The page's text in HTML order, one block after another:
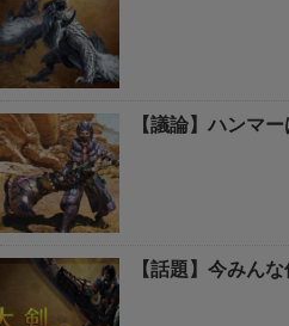
【議論】ハンマ
【話題】今みん